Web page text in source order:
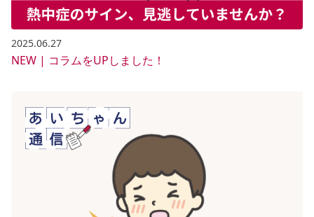
2025.06.27
NEW | コラムをUPしました！